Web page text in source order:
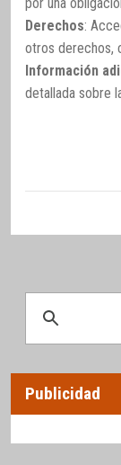
Derechos:
otros derechos,
Información
detallada sobre
Publicidad